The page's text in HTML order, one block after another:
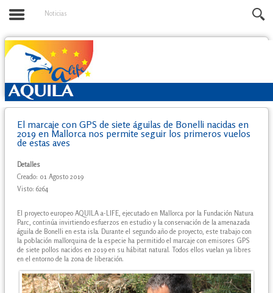
Noticias
El marcaje con GPS de siete águilas de Bonelli nacidas en
2019 en Mallorca nos permite seguir los primeros vuelos
de estas aves
Detalles
Creado: 01 Agosto 2019
Visto: 6264
El proyecto europeo AQUILA a-LIFE, ejecutado en Mallorca por la Fundación Natura
Parc, continúa invirtiendo esfuerzos en estudio y la conservación de la amenazada
águila de Bonelli en esta isla. Durante el segundo año de proyecto, este trabajo con
la población mallorquina de la especie ha permitido el marcaje con emisores GPS
de siete pollos nacidos en 2019 en su hábitat natural. Todos ellos vuelan ya libres
en el entorno de la zona de liberación.